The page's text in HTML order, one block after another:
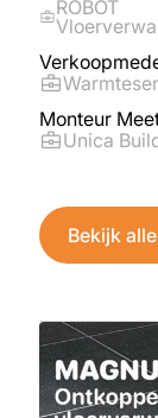
ROBOT
Monteur
Unica
Bekijk